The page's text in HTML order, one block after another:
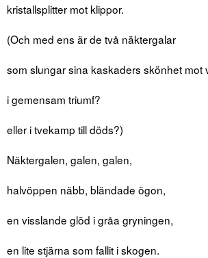
kristallsplitter mot klippor.
(Och med ens är de två näktergalar
som slungar sina kaskaders skönhet mot
i gemensam triumf?
eller i tvekamp till döds?)
Näktergalen, galen, galen,
halvöppen näbb, bländade ögon,
en visslande glöd i gråa gryningen,
en lite stjärna som fallit i skogen.